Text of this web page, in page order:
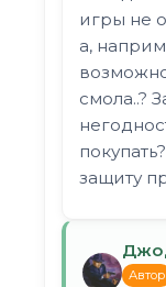
игры не
а,
смола..?
защиту
Автор